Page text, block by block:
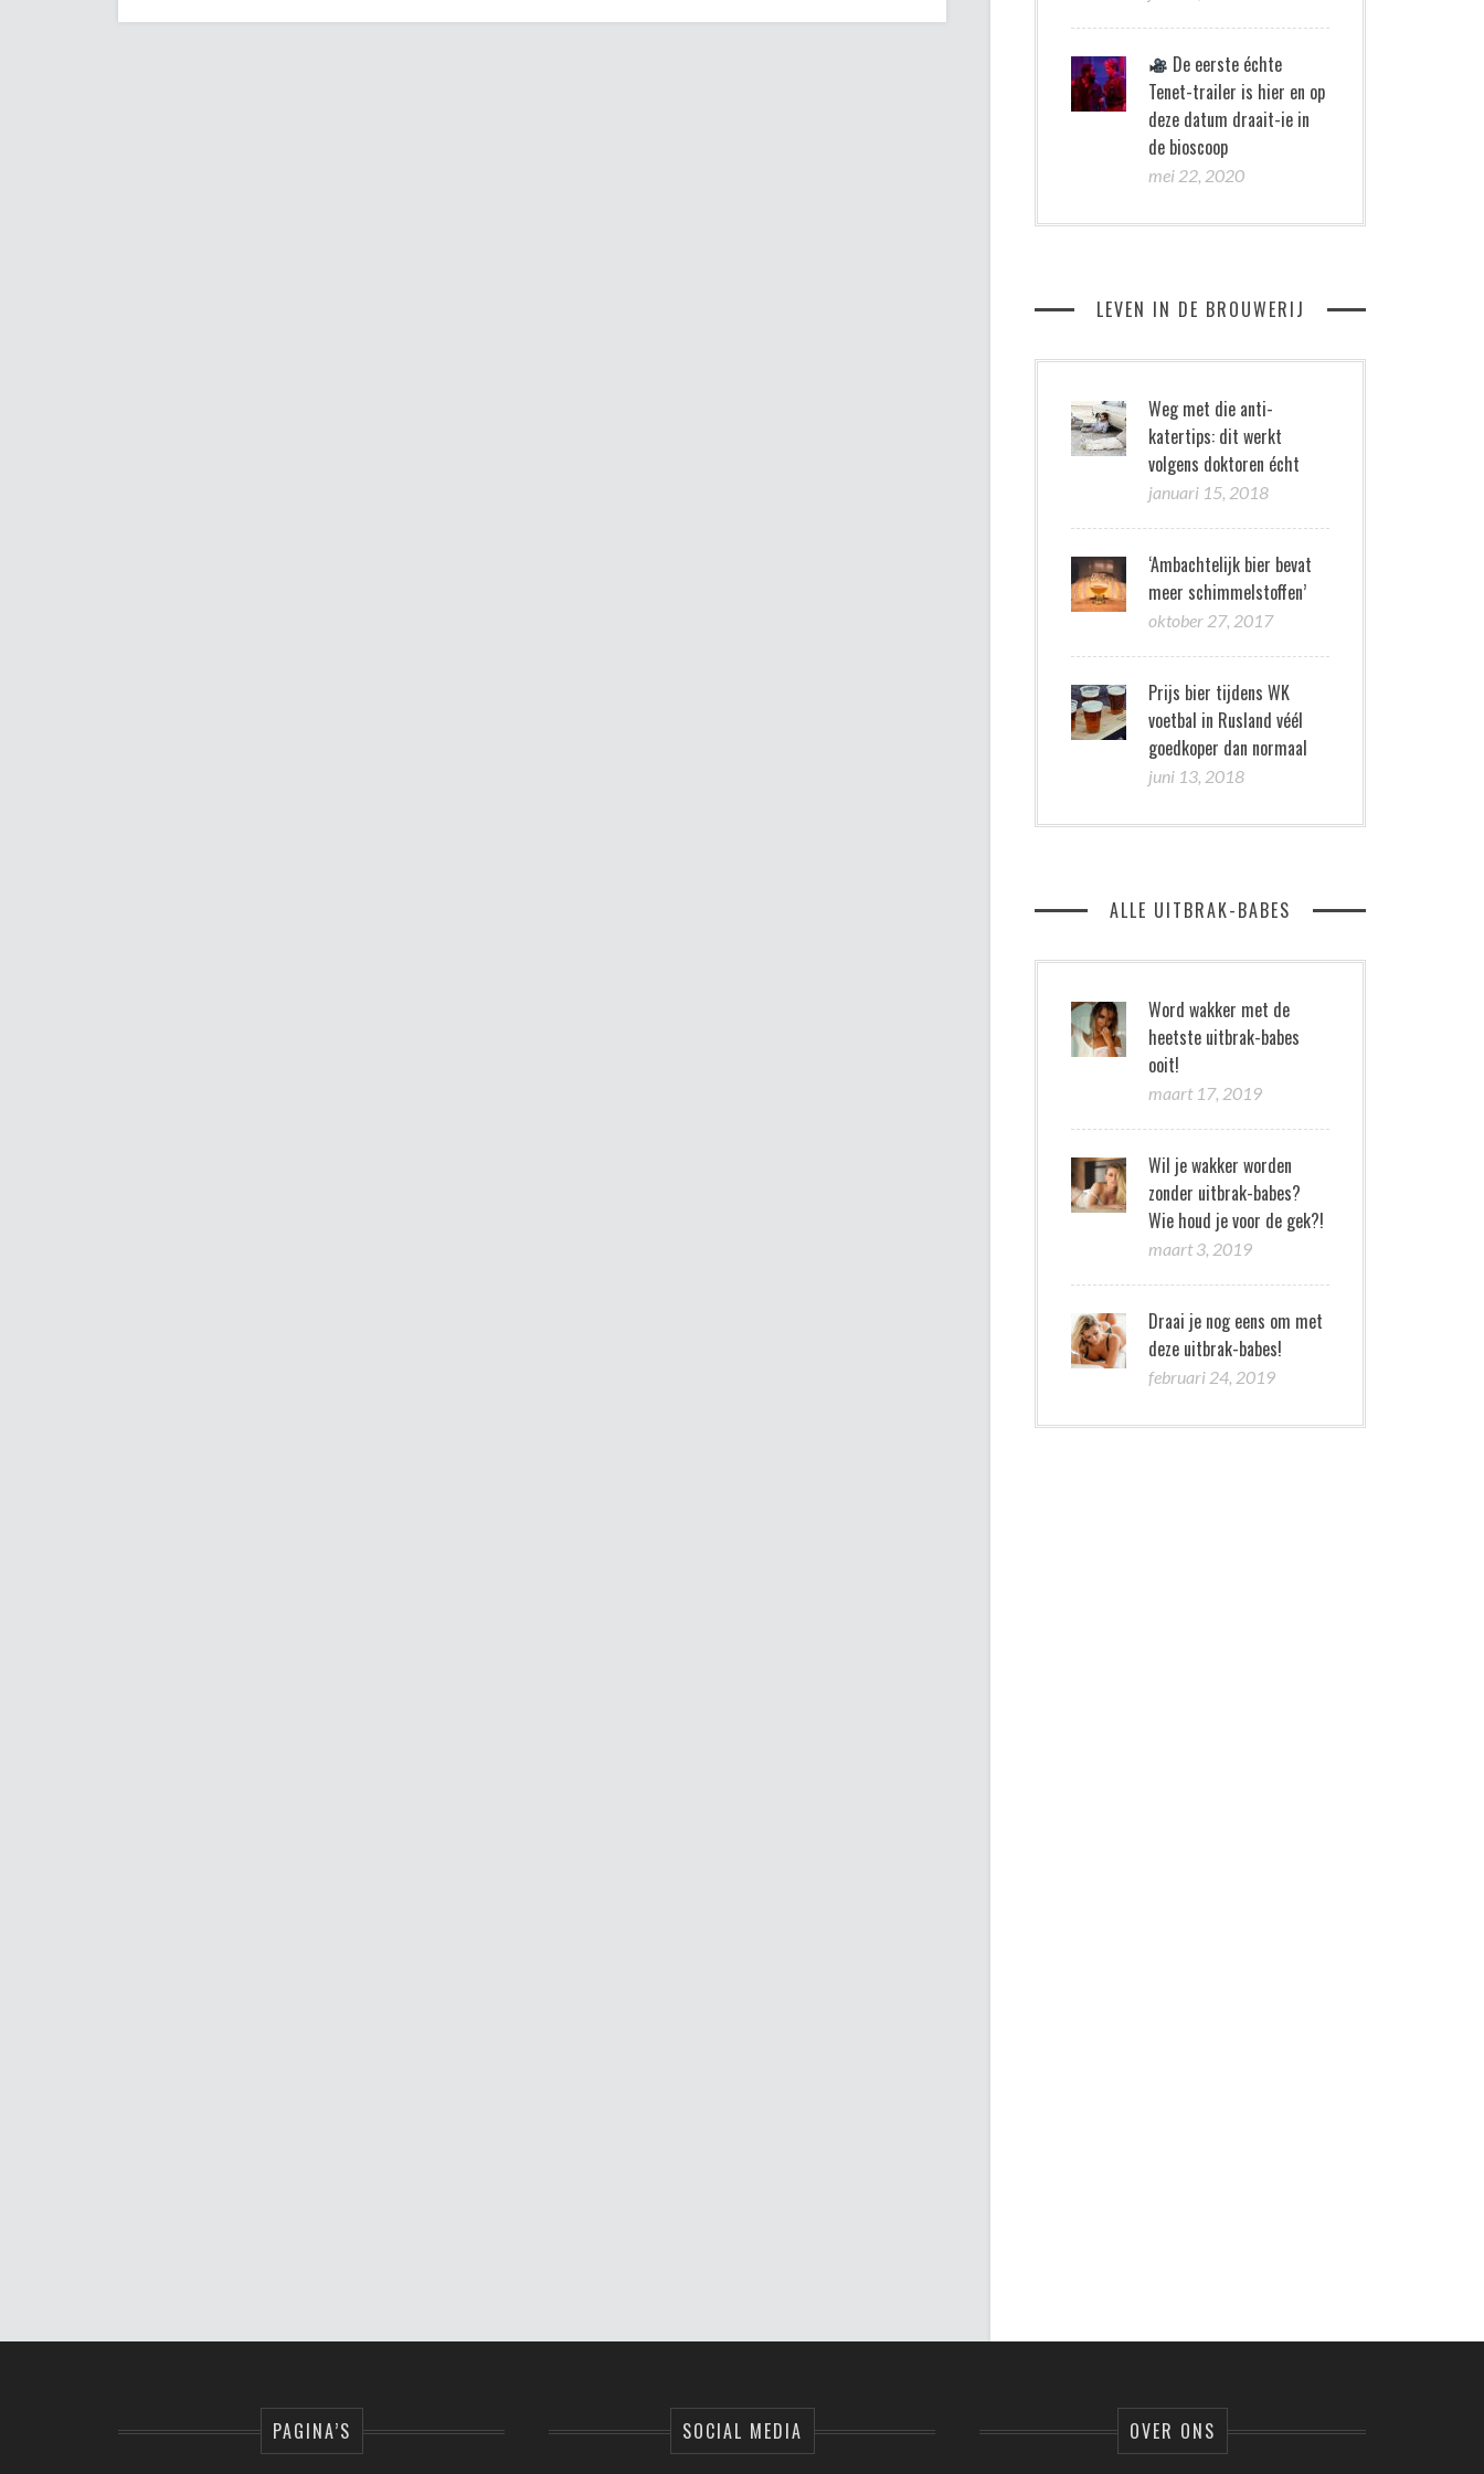
De eerste échte
Tenet-trailer is hier en op
deze datum draait-ie in
de bioscoop
mei 22, 2020
LEVEN IN DE BROUWERIJ
Weg met die anti-
katertips: dit werkt
volgens doktoren écht
januari 15, 2018
‘Ambachtelijk bier bevat
meer schimmelstoffen’
oktober 27, 2017
Prijs bier tijdens WK
voetbal in Rusland véél
goedkoper dan normaal
juni 13, 2018
ALLE UITBRAK-BABES
Word wakker met de
heetste uitbrak-babes
ooit!
maart 17, 2019
Wil je wakker worden
zonder uitbrak-babes?
Wie houd je voor de gek?!
maart 3, 2019
Draai je nog eens om met
deze uitbrak-babes!
februari 24, 2019
PAGINA’S SOCIAL MEDIA OVER ONS